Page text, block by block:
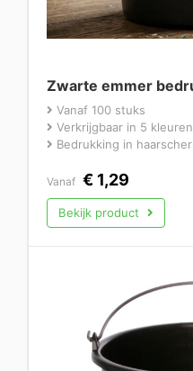
Zwarte emmer
Vanaf 100 stuks
Verkrijgbaar in 5 kleuren
Bedrukking in
Vanaf € 1,29
Bekijk product